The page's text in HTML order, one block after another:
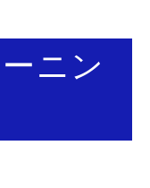
ニン